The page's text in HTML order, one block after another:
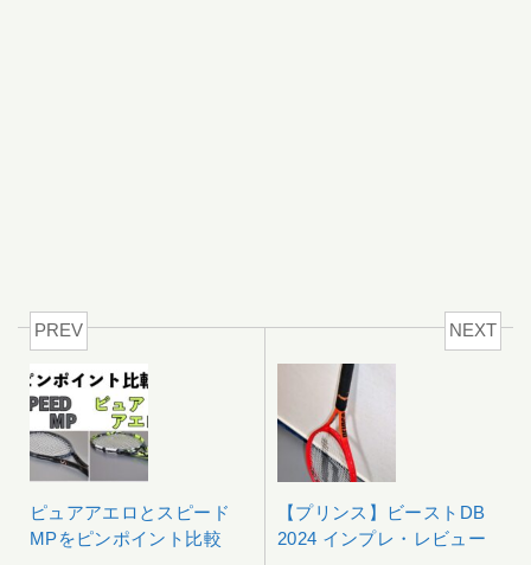
PREV
ピュアアエロとスピード
MPをピンポイント比較
NEXT
【プリンス】ビーストDB
2024 インプレ・レビュー